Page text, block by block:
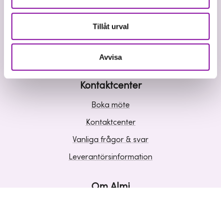
Tillåt urval
Avvisa
Riskkapital
Affärsutveckling
Kunskap och inspiration
Kontaktcenter
Boka möte
Kontaktcenter
Vanliga frågor & svar
Leverantörsinformation
Om Almi